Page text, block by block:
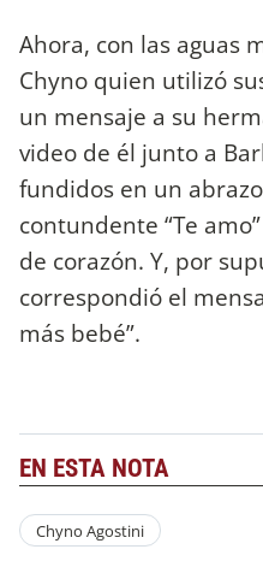
Ahora, con las aguas
Chyno quien utilizó
un mensaje a su
video de él junto a
fundidos en un
contundente “Te
de corazón. Y, por
correspondió el
más bebé”.
EN ESTA NOTA
Chyno Agostini